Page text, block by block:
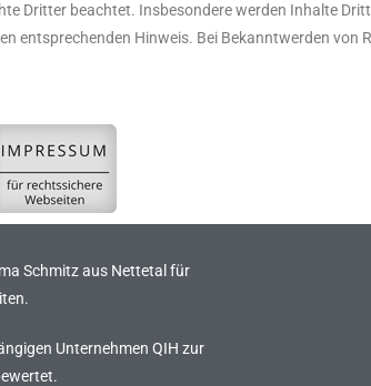
Dritter beachtet. Insbesondere werden Inhalte
entsprechenden Hinweis. Bei Bekanntwerden von
Schmitz aus Nettetal für
Unternehmen QIH zur